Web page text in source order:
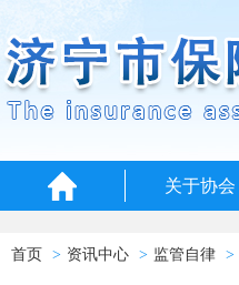
关于协会
首页 资讯中心 监管自律